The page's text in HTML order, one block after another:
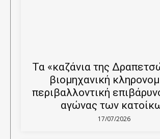
Τα «καζάνια της
βιομηχανική
περιβαλλοντική
αγώνας των
17/07/2026